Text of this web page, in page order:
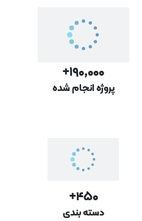
۱۹۰,۰۰۰+
پروژه‌ انجام شده
۴۵۰+
دسته بندی